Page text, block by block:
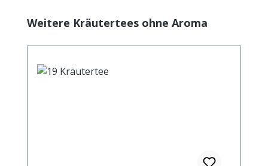
Produktgalerie überspringen
Weitere Kräutertees ohne Aroma